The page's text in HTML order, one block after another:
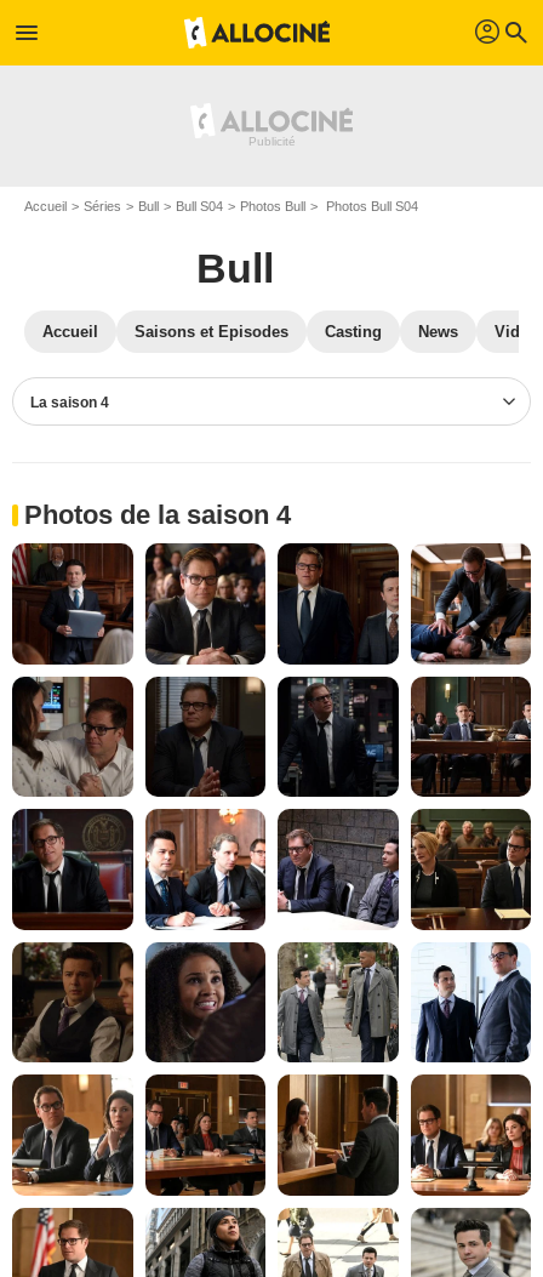
menu profil search
Accueil Séries Bull Bull S04 Photos Bull Photos Bull S04
Bull
Accueil Saisons et Episodes Casting News
La saison 4
Photos de la saison 4